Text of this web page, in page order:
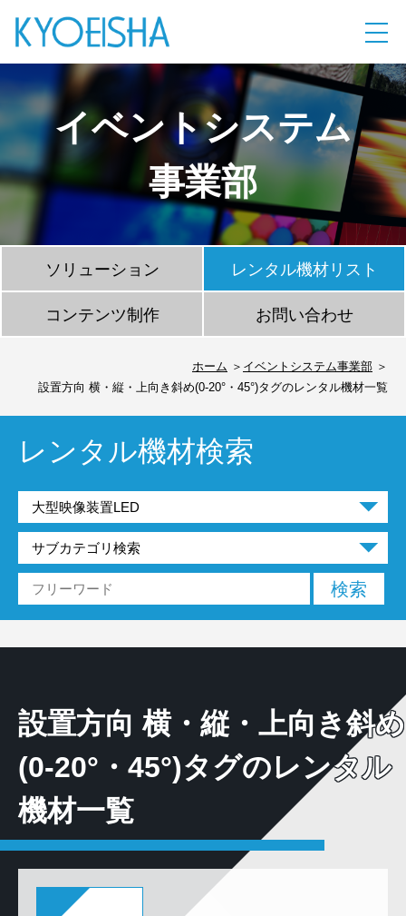
イベントシステム
事業部
ソリューション レンタル機材リスト
コンテンツ制作 お問い合わせ
ホーム
イベントシステム事業部
設置方向 横・縦・上向き斜め(0-20°・45°)タグのレンタル機材一覧
レンタル機材検索
設置方向 横・縦・上向き斜め
(0-20°・45°)タグのレンタル
機材一覧